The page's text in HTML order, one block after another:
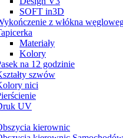
SOFT in3D
z włókna
Materiały
Kolory
na 12 godzinie
szwów
nici
UV
kierownic